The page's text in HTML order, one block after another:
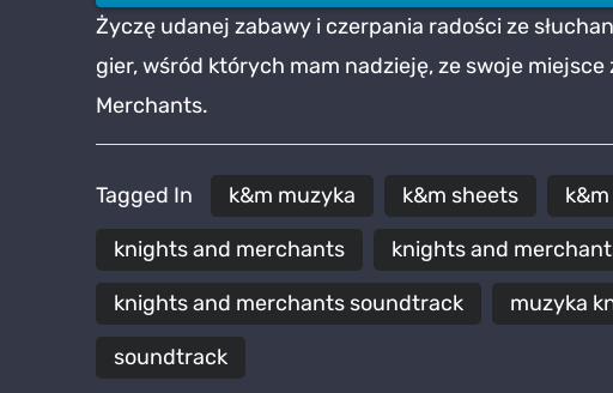
Życzę udanej zabawy i czerpania radości ze
gier, wśród których mam nadzieję, ze swoje
Merchants.
Tagged In k&m muzyka k&m sheets
knights and merchants knights and
knights and merchants soundtrack muzyka
soundtrack